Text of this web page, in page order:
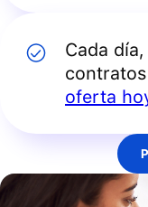
Cada
oferta